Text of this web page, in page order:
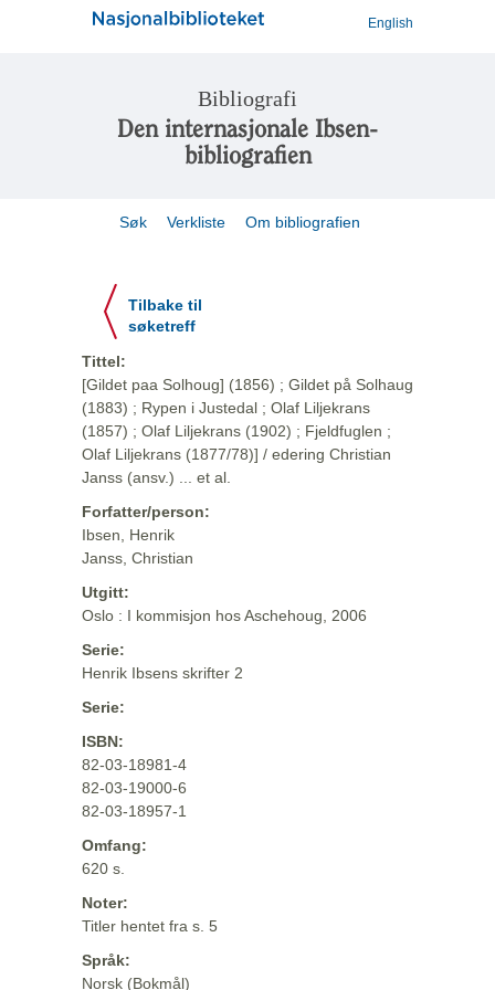
English
Bibliografi
Den internasjonale Ibsen-
bibliografien
Søk Verkliste Om bibliografien
Tilbake til
søketreff
Tittel:
[Gildet paa Solhoug] (1856) ; Gildet på Solhaug
(1883) ; Rypen i Justedal ; Olaf Liljekrans
(1857) ; Olaf Liljekrans (1902) ; Fjeldfuglen ;
Olaf Liljekrans (1877/78)] / edering Christian
Janss (ansv.) ... et al.
Forfatter/person:
Ibsen, Henrik
Janss, Christian
Utgitt:
Oslo : I kommisjon hos Aschehoug, 2006
Serie:
Henrik Ibsens skrifter 2
Serie:
ISBN:
82-03-18981-4
82-03-19000-6
82-03-18957-1
Omfang:
620 s.
Noter:
Titler hentet fra s. 5
Språk:
Norsk (Bokmål)